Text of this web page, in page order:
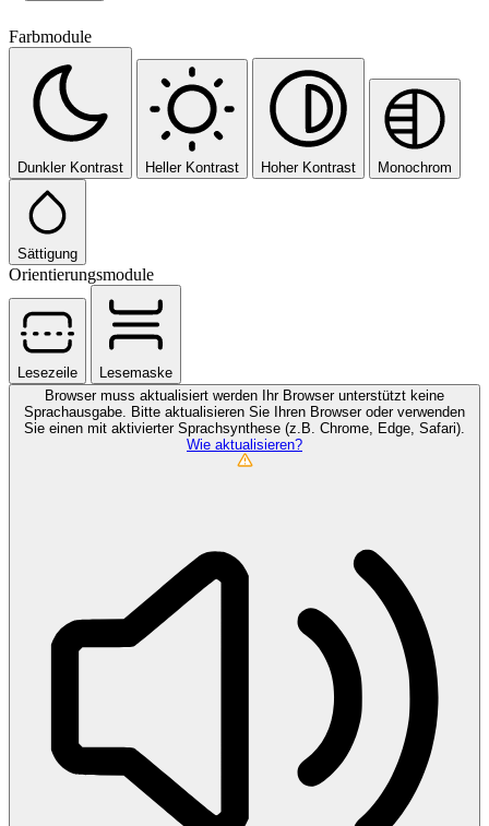
Farbmodule
Dunkler Kontrast Heller Kontrast Hoher Kontrast Monochrom
Sättigung
Orientierungsmodule
Lesezeile
Lesemaske
Browser muss aktualisiert werden
Ihr Browser unterstützt keine
Sprachausgabe. Bitte aktualisieren Sie Ihren Browser oder verwenden
Sie einen mit aktivierter Sprachsynthese (z.B. Chrome, Edge, Safari).
Wie aktualisieren?